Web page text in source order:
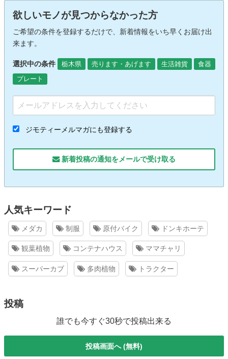
欲しいモノが見つからなかった方
ご希望の条件を登録するだけで、新着情報をいち早くお届け出
来ます。
選択中の条件 栃木県 売ります・あげます 生活雑貨
食器
プレート
ジモティーメルマガにも登録する
新着投稿の通知をメールで受け取る
人気キーワード
メダカ 制服 原付バイク ドンキホーテ
観葉植物 コンテナハウス ママチャリ
スーパーカブ 多肉植物 トラクター
投稿
誰でも今すぐ30秒で投稿出来る
投稿画面へ (無料)